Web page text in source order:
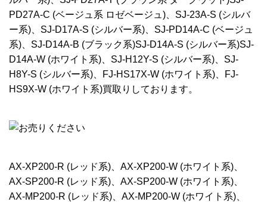
PD27A-C (ベージュ系 ロゼベージュ)、SJ-23A-S (シルバ
ー系)、SJ-D17A-S (シルバー系)、SJ-PD14A-C (ベージュ
系)、SJ-D14A-B (ブラック系)SJ-D14A-S (シルバー系)SJ-
D14A-W (ホワイト系)、SJ-H12Y-S (シルバー系)、SJ-
H8Y-S (シルバー系)、FJ-HS17X-W (ホワイト系)、FJ-
HS9X-W (ホワイト系)買取りしております。
AX-XP200-R (レッド系)、AX-XP200-W (ホワイト系)、
AX-SP200-R (レッド系)、AX-SP200-W (ホワイト系)、
AX-MP200-R (レッド系)、AX-MP200-W (ホワイト系)、